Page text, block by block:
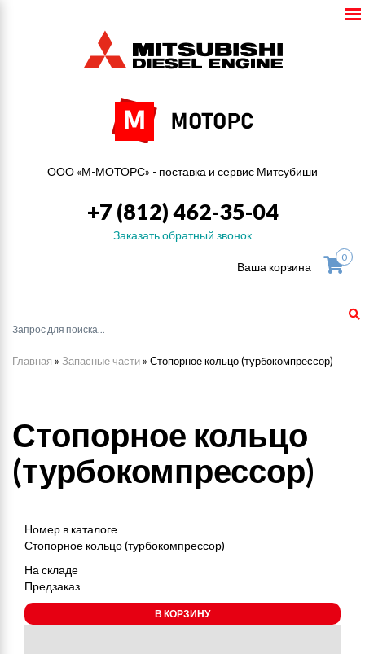
ООО «М-МОТОРС» - поставка и сервис Митсубиши
+7 (812) 462-35-04
Заказать обратный звонок
Ваша корзина
0
Главная » Запасные части » Стопорное кольцо (турбокомпрессор)
Стопорное кольцо
(турбокомпрессор)
Номер в каталоге
Стопорное кольцо (турбокомпрессор)
На складе
Предзаказ
В КОРЗИНУ